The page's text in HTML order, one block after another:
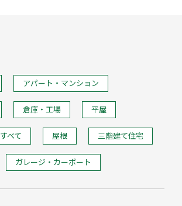
すべて 屋根 三階建て住宅
ガレージ・カーポート
アパート・マンション
倉庫・工場 平屋